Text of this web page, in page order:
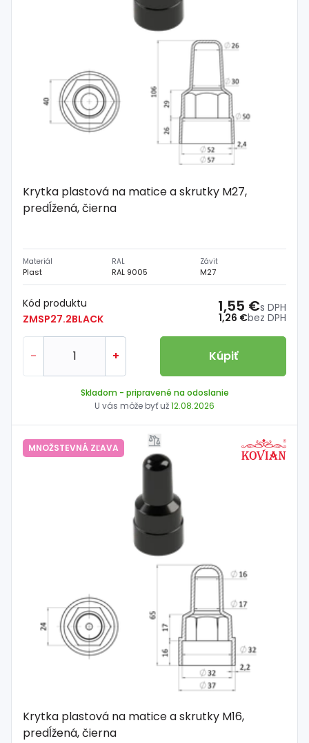
Krytka plastová na matice a skrutky M27,
predĺžená, čierna
Materiál
Plast
RAL
RAL 9005
Závit
M27
Kód produktu
ZMSP27.2BLACK
1,26 €bez DPH
1,55 €s DPH
- + Kúpiť
Skladom - pripravené na odoslanie
U vás môže byť už12.08.2026
MNOŽSTEVNÁ ZĽAVA
Krytka plastová na matice a skrutky M16,
predĺžená, čierna